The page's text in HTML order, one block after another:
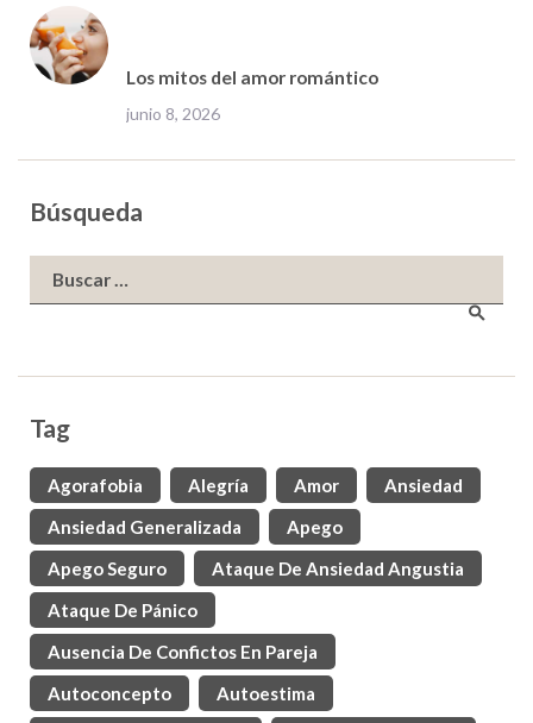
Los mitos del amor romántico
junio 8, 2026
Búsqueda
Buscar:
Tag
Agorafobia Alegría Amor
Ansiedad
Ansiedad Generalizada
Apego
Apego Seguro
Ataque De Ansiedad Angustia
Ataque De Pánico
Ausencia De Confictos En Pareja
Autoconcepto
Autoestima